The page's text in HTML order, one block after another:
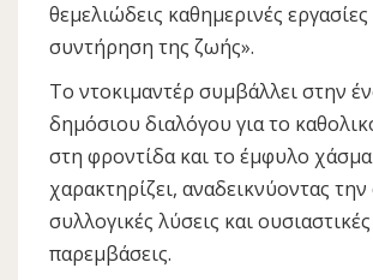
θεμελιώδεις καθημερινές εργασίες
συντήρηση της ζωής».
Το ντοκιμαντέρ συμβάλλει στην
δημόσιου διαλόγου για το
στη φροντίδα και το έμφυλο
χαρακτηρίζει, αναδεικνύοντας την
συλλογικές λύσεις και
παρεμβάσεις.